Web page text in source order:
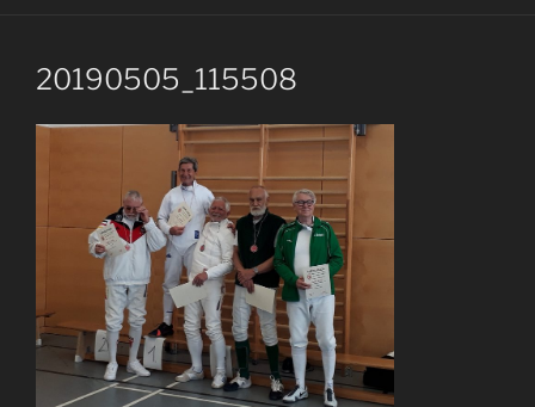
20190505_115508